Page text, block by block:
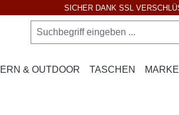
SICHER DANK SSL
& OUTDOOR TASCHEN